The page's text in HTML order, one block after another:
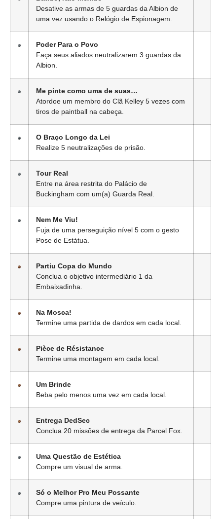
Desative as armas de 5 guardas da Albion de
uma vez usando o Relógio de Espionagem.
Poder Para o Povo
Faça seus aliados neutralizarem 3 guardas da
Albion.
Me pinte como uma de suas…
Atordoe um membro do Clã Kelley 5 vezes com
tiros de paintball na cabeça.
O Braço Longo da Lei
Realize 5 neutralizações de prisão.
Tour Real
Entre na área restrita do Palácio de
Buckingham com um(a) Guarda Real.
Nem Me Viu!
Fuja de uma perseguição nível 5 com o gesto
Pose de Estátua.
Partiu Copa do Mundo
Conclua o objetivo intermediário 1 da
Embaixadinha.
Na Mosca!
Termine uma partida de dardos em cada local.
Pièce de Résistance
Termine uma montagem em cada local.
Um Brinde
Beba pelo menos uma vez em cada local.
Entrega DedSec
Conclua 20 missões de entrega da Parcel Fox.
Uma Questão de Estética
Compre um visual de arma.
Só o Melhor Pro Meu Possante
Compre uma pintura de veículo.